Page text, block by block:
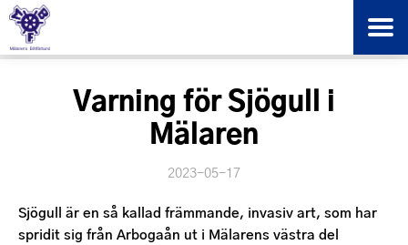
Varning för Sjögull i
Mälaren
2023-05-17
Sjögull är en så kallad främmande, invasiv art, som har
spridit sig från Arbogaån ut i Mälarens västra del